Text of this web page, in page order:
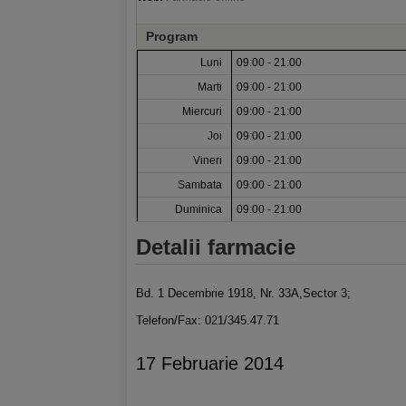
Program
Luni
09:00 - 21:00
Marti
09:00 - 21:00
Miercuri
09:00 - 21:00
Joi
09:00 - 21:00
Vineri
09:00 - 21:00
Sambata
09:00 - 21:00
Duminica
09:00 - 21:00
Detalii farmacie
Bd. 1 Decembrie 1918, Nr. 33A,Sector 3;
Telefon/Fax: 021/345.47.71
17 Februarie 2014